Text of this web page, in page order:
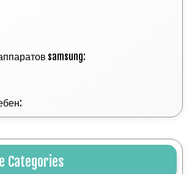
samsung:
Categories